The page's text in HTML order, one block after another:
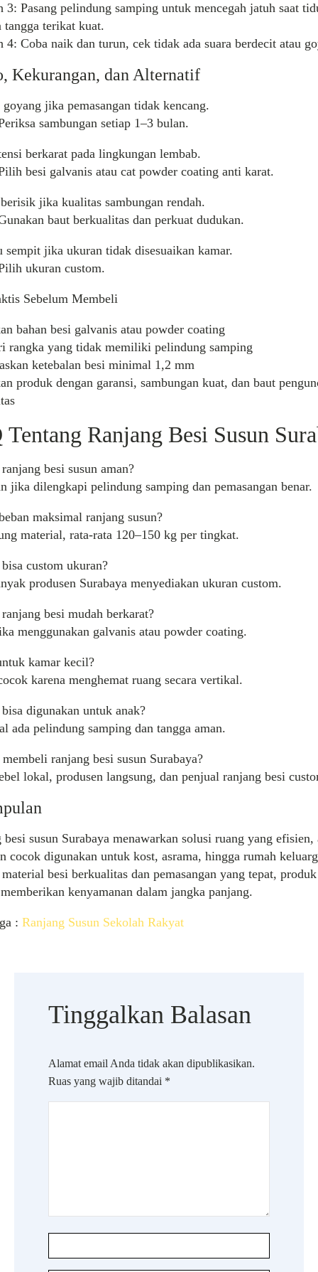
3: Pasang pelindung samping untuk mencegah jatuh saat
tangga terikat kuat.
4: Coba naik dan turun, cek tidak ada suara berdecit atau
Kekurangan, dan Alternatif
jika pemasangan tidak kencang.
sambungan setiap 1–3 bulan.
berkarat pada lingkungan lembab.
besi galvanis atau cat powder coating anti karat.
jika kualitas sambungan rendah.
baut berkualitas dan perkuat dudukan.
sempit jika ukuran tidak disesuaikan kamar.
ukuran custom.
Sebelum Membeli
bahan besi galvanis atau powder coating
rangka yang tidak memiliki pelindung samping
ketebalan besi minimal 1,2 mm
produk dengan garansi, sambungan kuat, dan baut
Tentang Ranjang Besi Susun
ranjang besi susun aman?
jika dilengkapi pelindung samping dan pemasangan benar.
maksimal ranjang susun?
material, rata-rata 120–150 kg per tingkat.
bisa custom ukuran?
produsen Surabaya menyediakan ukuran custom.
ranjang besi mudah berkarat?
menggunakan galvanis atau powder coating.
kamar kecil?
karena menghemat ruang secara vertikal.
digunakan untuk anak?
ada pelindung samping dan tangga aman.
membeli ranjang besi susun Surabaya?
lokal, produsen langsung, dan penjual ranjang besi
besi susun Surabaya menawarkan solusi ruang yang efisien,
cocok digunakan untuk kost, asrama, hingga rumah
besi berkualitas dan pemasangan yang tepat,
kenyamanan dalam jangka panjang.
: Ranjang Susun Sekolah Rakyat
Tinggalkan Balasan
Alamat email Anda tidak akan dipublikasikan.
Ruas yang wajib ditandai *